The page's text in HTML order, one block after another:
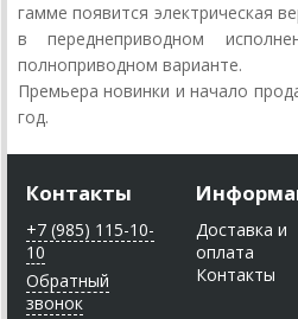
гамме появится электрическая
в переднеприводном
полноприводном варианте.
Премьера новинки и начало
год.
Контакты
+7 (985) 115-10-
10
Обратный
звонок
Доставка и
оплата
Контакты